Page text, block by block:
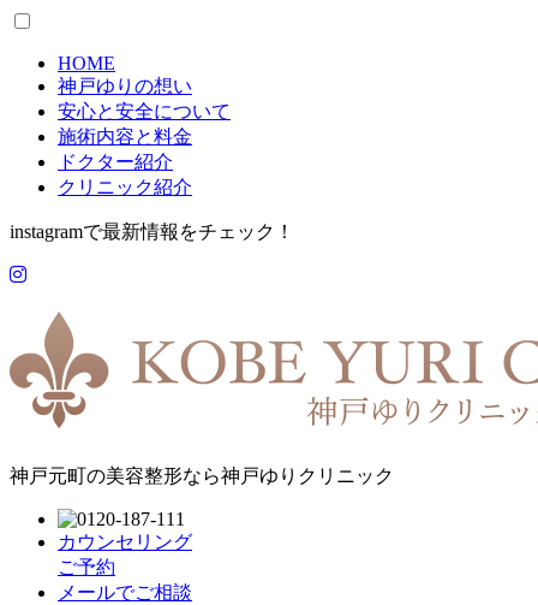
HOME
神戸ゆりの想い
安心と安全について
施術内容と料金
ドクター紹介
クリニック紹介
instagramで最新情報をチェック！
神戸元町の美容整形なら神戸ゆりクリニック
カウンセリング
ご予約
メールでご相談